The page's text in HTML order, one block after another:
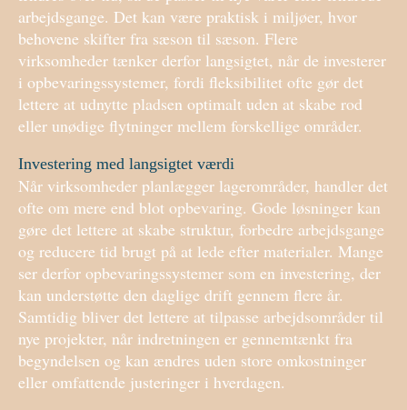
arbejdsgange. Det kan være praktisk i miljøer, hvor
behovene skifter fra sæson til sæson. Flere
virksomheder tænker derfor langsigtet, når de investerer
i opbevaringssystemer, fordi fleksibilitet ofte gør det
lettere at udnytte pladsen optimalt uden at skabe rod
eller unødige flytninger mellem forskellige områder.
Investering med langsigtet værdi
Når virksomheder planlægger lagerområder, handler det
ofte om mere end blot opbevaring. Gode løsninger kan
gøre det lettere at skabe struktur, forbedre arbejdsgange
og reducere tid brugt på at lede efter materialer. Mange
ser derfor opbevaringssystemer som en investering, der
kan understøtte den daglige drift gennem flere år.
Samtidig bliver det lettere at tilpasse arbejdsområder til
nye projekter, når indretningen er gennemtænkt fra
begyndelsen og kan ændres uden store omkostninger
eller omfattende justeringer i hverdagen.